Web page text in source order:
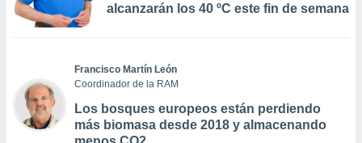
alcanzarán los 40 ºC este fin de semana
Francisco Martín León
Coordinador de la RAM
Los bosques europeos están perdiendo
más biomasa desde 2018 y almacenando